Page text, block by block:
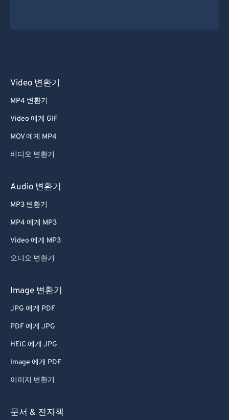
Video 변환기
MP4 변환기
Video 에게 GIF
MOV 에게 MP4
비디오 변환기
Audio 변환기
MP3 변환기
MP4 에게 MP3
Video 에게 MP3
오디오 변환기
Image 변환기
JPG 에게 PDF
PDF 에게 JPG
HEIC 에게 JPG
Image 에게 PDF
이미지 변환기
문서 & 전자책